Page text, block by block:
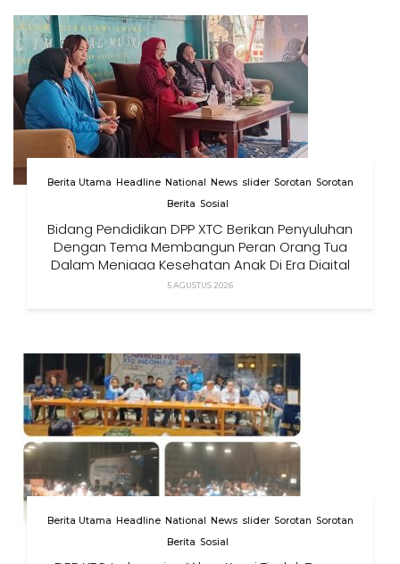
Berita Utama Headline National News slider Sorotan Sorotan
Berita Sosial
Bidang Pendidikan DPP XTC Berikan Penyuluhan
Dengan Tema Membangun Peran Orang Tua
Dalam Menjaga Kesehatan Anak Di Era Digital
5 AGUSTUS 2026
Berita Utama Headline National News slider Sorotan Sorotan
Berita Sosial